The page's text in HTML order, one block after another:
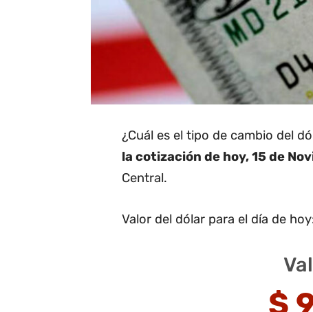
¿Cuál es el tipo de cambio del
la cotización de hoy, 15 de
Central.
Valor del dólar para el día de
$